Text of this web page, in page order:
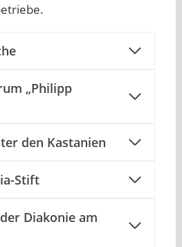
„Philipp
den Kastanien
Stift
Diakonie am